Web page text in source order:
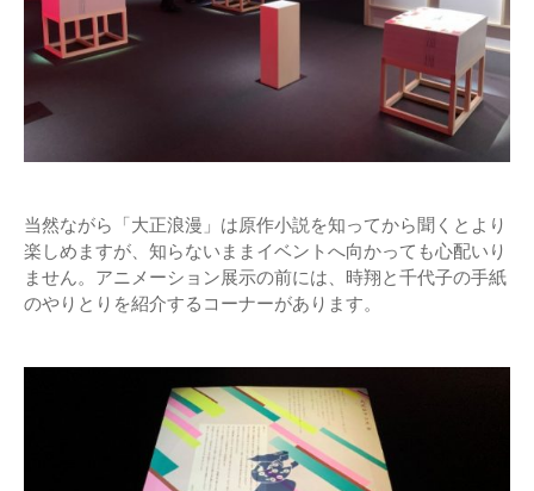
当然ながら「大正浪漫」は原作小説を知ってから聞くとより
楽しめますが、知らないままイベントへ向かっても心配いり
ません。アニメーション展示の前には、時翔と千代子の手紙
のやりとりを紹介するコーナーがあります。